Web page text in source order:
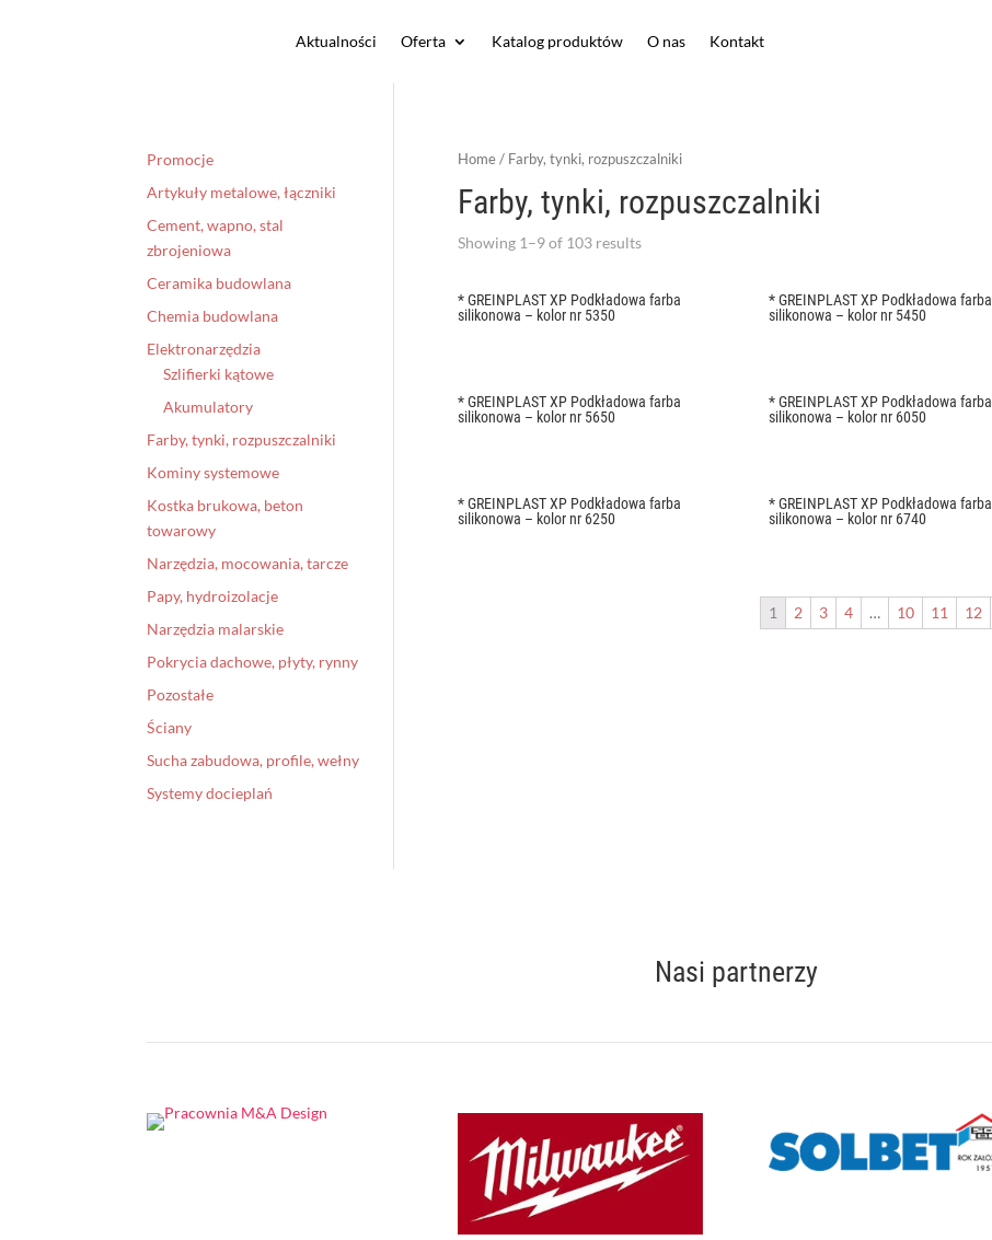
Aktualności Oferta Katalog produktów O nas Kontakt
Home/ Farby, tynki, rozpuszczalniki
Farby, tynki, rozpuszczalniki
Showing 1–9 of 103 results
* GREINPLAST XP Podkładowa farba
silikonowa – kolor nr 5350
* GREINPLAST XP Podkładowa farba
silikonowa – kolor nr 5450
* GREINPLAST XP Podkładowa farba
silikonowa – kolor nr 5650
* GREINPLAST XP Podkładowa farba
silikonowa – kolor nr 6050
* GREINPLAST XP Podkładowa farba
silikonowa – kolor nr 6250
* GREINPLAST XP Podkładowa farba
silikonowa – kolor nr 6740
1 2 3 4 … 10 11 12
Promocje
Artykuły metalowe, łączniki
Cement, wapno, stal
zbrojeniowa
Ceramika budowlana
Chemia budowlana
Elektronarzędzia
Szlifierki kątowe
Akumulatory
Farby, tynki, rozpuszczalniki
Kominy systemowe
Kostka brukowa, beton
towarowy
Narzędzia, mocowania, tarcze
Papy, hydroizolacje
Narzędzia malarskie
Pokrycia dachowe, płyty, rynny
Pozostałe
Ściany
Sucha zabudowa, profile, wełny
Systemy docieplań
Nasi partnerzy